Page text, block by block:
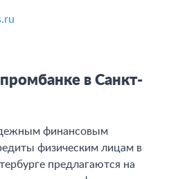
в Санкт-
финансовым
физическим лицам в
предлагаются на